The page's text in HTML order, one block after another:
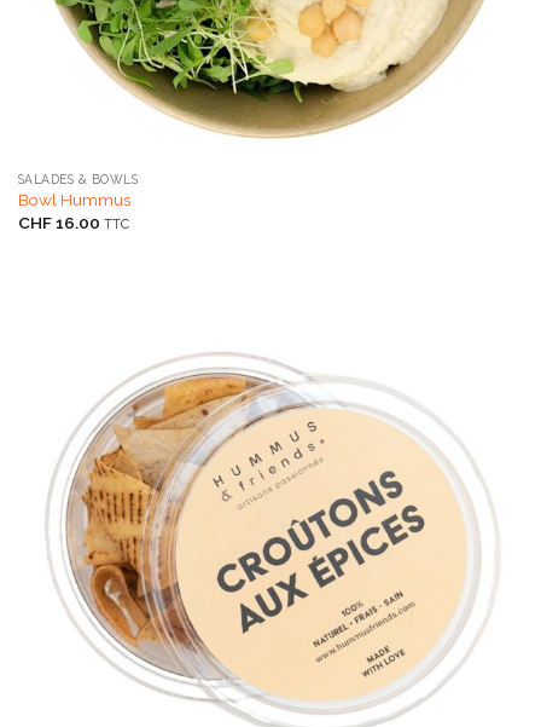
SALADES & BOWLS
Bowl Hummus
CHF16.00 TTC